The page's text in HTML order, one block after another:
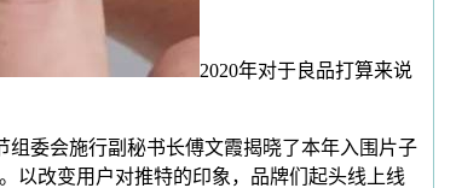
2020年对于良品打算来说
委会施行副秘书长傅文霞揭晓了本年入围片子
以改变用户对推特的印象，品牌们起头线上线